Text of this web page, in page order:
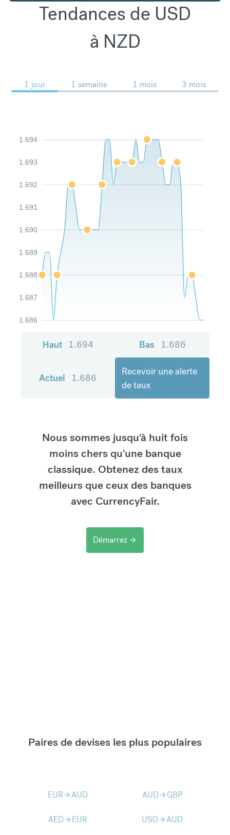
Tendances de USD
à NZD
1 jour 1 semaine 1 mois 3 mois
1.686
1.687
1.688
1.689
1.690
1.691
1.692
1.693
1.694
Haut 1.694 Bas 1.686
Actuel 1.686
Recevoir une alerte
de taux
Nous sommes jusqu'à huit fois
moins chers qu'une banque
classique. Obtenez des taux
meilleurs que ceux des banques
avec CurrencyFair.
Démarrez arrow_forward
Paires de devises les plus populaires
EURarrow_forwardAUD AUDarrow_forward GBP
AEDarrow_forward EUR USDarrow_forwardAUD